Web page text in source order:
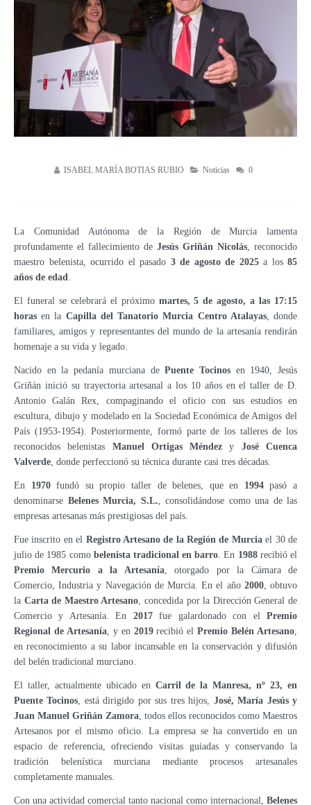
ISABEL MARÍA BOTIAS RUBIO Noticias 0
La Comunidad Autónoma de la Región de Murcia lamenta
profundamente el fallecimiento de Jesús Griñán Nicolás, reconocido
maestro belenista, ocurrido el pasado 3 de agosto de 2025a los 85
años de edad.
El funeral se celebrará el próximo martes, 5 de agosto, a las 17:15
horas en la Capilla del Tanatorio Murcia Centro Atalayas, donde
familiares, amigos y representantes del mundo de la artesanía rendirán
homenaje a su vida y legado.
Nacido en la pedanía murciana dePuente Tocinosen 1940, Jesús
Griñán inició su trayectoria artesanal a los 10 años en el taller de D.
Antonio Galán Rex, compaginando el oficio con sus estudios en
escultura, dibujo y modelado en la Sociedad Económica de Amigos del
País (1953-1954). Posteriormente, formó parte de los talleres de los
reconocidos belenistas Manuel Ortigas Méndez y José Cuenca
Valverde, donde perfeccionó su técnica durante casi tres décadas.
En 1970fundó su propio taller de belenes, que en 1994pasó a
denominarse Belenes Murcia, S.L., consolidándose como una de las
empresas artesanas más prestigiosas del país.
Fue inscrito en el Registro Artesano de la Región de Murciael 30 de
julio de 1985 como belenista tradicional en barro . En 1988recibió el
Premio Mercurio a la Artesanía, otorgado por la Cámara de
Comercio, Industria y Navegación de Murcia. En el año 2000, obtuvo
la Carta de Maestro Artesano , concedida por la Dirección General de
Comercio y Artesanía. En 2017fue galardonado con elPremio
Regional de Artesanía, y en 2019recibió elPremio Belén Artesano
en reconocimiento a su labor incansable en la conservación y difusión
del belén tradicional murciano.
El taller, actualmente ubicado en Carril de la Manresa, nº 23, en
Puente Tocinos , está dirigido por sus tres hijos, José, María Jesús y
Juan Manuel Griñán Zamora , todos ellos reconocidos como Maestros
Artesanos por el mismo oficio. La empresa se ha convertido en un
espacio de referencia, ofreciendo visitas guiadas y conservando la
tradición belenística murciana mediante procesos artesanales
completamente manuales.
Con una actividad comercial tanto nacional como internacional, Belenes